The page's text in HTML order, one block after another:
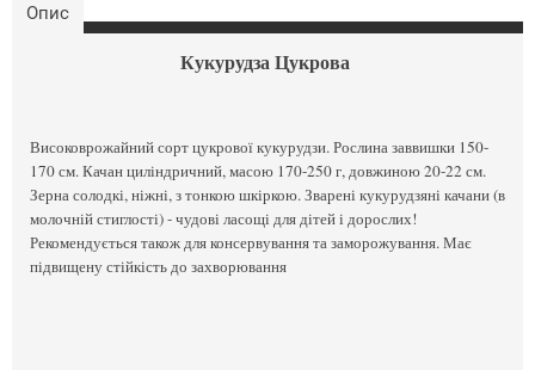
Опис
Кукурудза Цукрова
Високоврожайний сорт цукрової кукурудзи. Рослина заввишки 150-
170 см. Качан циліндричний, масою 170-250 г, довжиною 20-22 см.
Зерна солодкі, ніжні, з тонкою шкіркою. Зварені кукурудзяні качани (в
молочній стиглості) - чудові ласощі для дітей і дорослих!
Рекомендується також для консервування та заморожування. Має
підвищену стійкість до захворювання